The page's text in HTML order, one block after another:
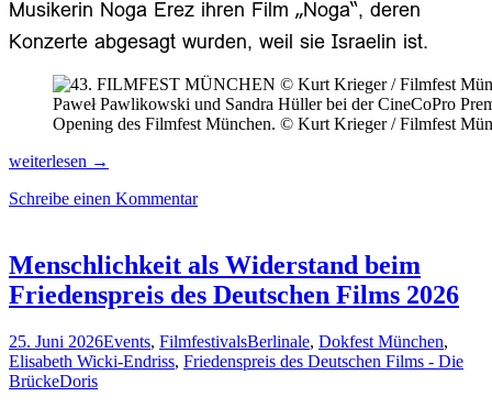
Musikerin Noga Erez ihren Film „Noga“, deren
Konzerte abgesagt wurden, weil sie Israelin ist.
Paweł Pawlikowski und Sandra Hüller bei der CineCoPro
Opening des Filmfest München. © Kurt Krieger / Filmfest
Programmer
Trüffelschweine
Filmauswahl
und
Zuschauerrekord
Filmfest
München
2026
weiterlesen →
Schreibe einen Kommentar
Menschlichkeit als Widerstand beim
Friedenspreis des Deutschen Films 2026
25. Juni 2026Events, FilmfestivalsBerlinale, Dokfest München,
Elisabeth Wicki-Endriss, Friedenspreis des Deutschen Films - Die
BrückeDoris